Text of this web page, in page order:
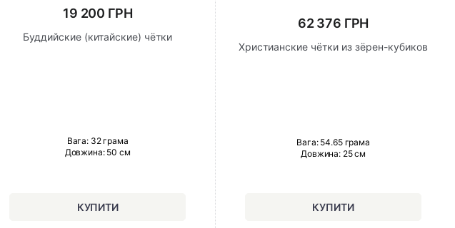
19 200 ГРН
Буддийские (китайские) чётки
Вага: 32 грама
Довжина:50 см
62 376 ГРН
Христианские чётки из зёрен-кубиков
Вага: 54.65 грама
Довжина:25 см